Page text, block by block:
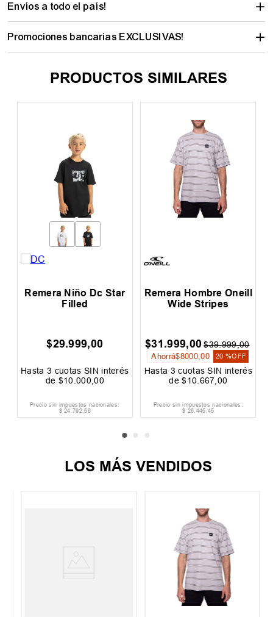
Envíos a todo el país!
Promociones bancarias EXCLUSIVAS!
PRODUCTOS SIMILARES
Remera Niño Dc Star
Filled
$29.999,00
Hasta 3 cuotas SIN interés
de $10.000,00
Precio sin impuestos nacionales:
$ 24.792,56
Remera Hombre Oneill
Wide Stripes
$31.999,00 $39.999,00
Ahorrá$8000,00 20 %OFF
Hasta 3cuotas SIN interés
de$10.667,00
Precio sin impuestos nacionales:
$ 26.445,45
LOS MÁS VENDIDOS